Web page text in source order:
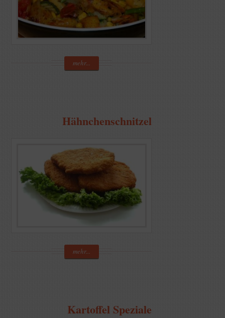
mehr...
Hähnchenschnitzel
mehr...
Kartoffel Speziale